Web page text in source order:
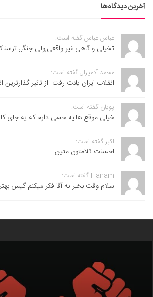
آخرین دیدگاه‌ها
عباس عباس گفته است:
تخیلی و گاهی غیر واقعی,ولی جنگل
محمد آدمیرال گفته است:
انقلاب ایران یادت رفت. از تاثیر
پویان گفته است:
خیلی موقع ها یه حسی دارم که یه جای
اکبر گفته است:
احسنت ‌کلامتون متین
Hanam گفته است:
سلام وقت بخیر نه آقا فکر میکنم گیس